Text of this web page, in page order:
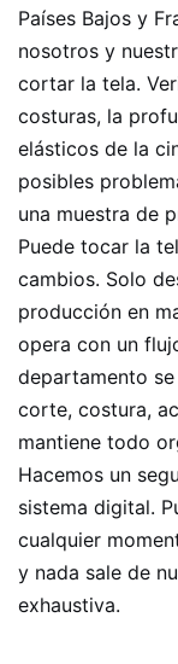
Países Bajos y
nosotros y
cortar la tela.
costuras, la
elásticos de la
posibles
una muestra de
Puede tocar la
cambios. Solo
producción en
opera con un
departamento
corte, costura,
mantiene todo
Hacemos un
sistema digital.
cualquier
y nada sale de
exhaustiva.